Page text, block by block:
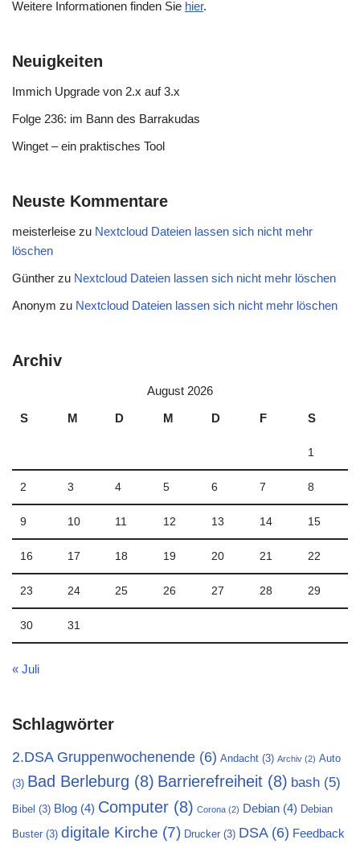
Weitere Informationen finden Sie hier.
Neuigkeiten
Immich Upgrade von 2.x auf 3.x
Folge 236: im Bann des Barrakudas
Winget – ein praktisches Tool
Neuste Kommentare
meisterleise zu Nextcloud Dateien lassen sich nicht mehr
löschen
Günther zu Nextcloud Dateien lassen sich nicht mehr löschen
Anonym zu Nextcloud Dateien lassen sich nicht mehr löschen
Archiv
August 2026
S
M D M D F S
1
2 3 4 5 6 7 8
9 10 11 12 13 14 15
16 17 18 19 20 21 22
23 24 25 26 27 28 29
30 31
« Juli
Schlagwörter
2.DSA Gruppenwochenende (6) Andacht (3) Archiv (2) Auto
(3) Bad Berleburg (8) Barrierefreiheit (8) bash (5)
Bibel (3) Blog (4) Computer (8) Corona (2) Debian (4) Debian
Buster (3) digitale Kirche (7) Drucker (3) DSA(6) Feedback